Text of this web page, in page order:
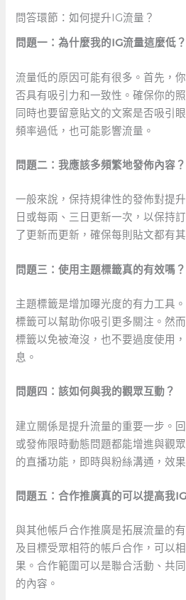
問答環節：如何提升IG流量？
問題一：為什麼我的IG流量這麼低？
流量低的原因可能有很多。首先，
否具有吸引力和一致性。確保你的
同時也要留意貼文的文案是否吸引
頻率過低，也可能影響流量。
問題二：我應該多頻繁地發佈內容？
一般來說，保持規律性的發佈對提
日或每兩、三日更新一次，以保持
了更新而更新，確保每則貼文都有
問題三：使用主題標籤真的有效嗎？
主題標籤是增加曝光度的有力工具
標籤可以幫助你吸引更多關注。然
標籤以免被淹沒，也不要過度使用
息。
問題四：該如何與我的觀眾互動？
建立關係是提升流量的重要一步。
或發佈限時動態問題都能增進與觀
的直播功能，即時與粉絲溝通，效
問題五：合作推廣真的可以提高我
與其他帳戶合作推廣是拓展流量的
及目標受眾相符的帳戶合作，可以
果。合作範圍可以是聯合活動、共
的內容。